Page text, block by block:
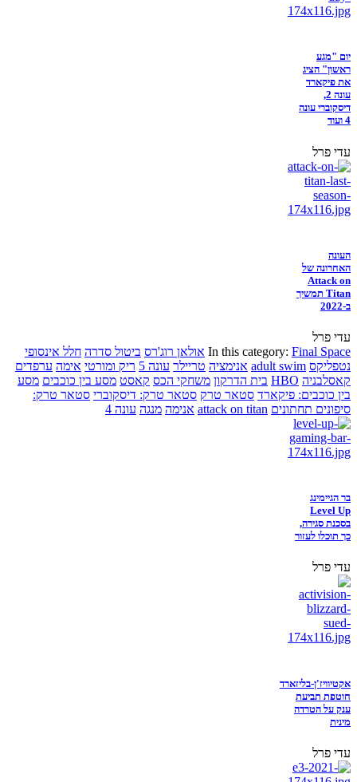
יום "מגע
ראשון" הציג
את פיקארד
עונה 2,
דיסקוברי עונה
4 ועוד
עדי פרל
העונה
האחרונה של
Attack on
Titan תמשיך
ב-2022
עדי פרל
In this category: Final Space אולאן רוג'רס ביטול סדרה חלל אינסופי
נטפליקס adult swim אנימציה טריילר עונה 5 ריק ומורטי אימה ערפדים
קאסלבניה HBO בית הדרקון משחקי הכס קאסט מסע בין כוכבים מסע
בין כוכבים: פיקארד סטאר טרק סטאר טרק: דיסקוברי סטאר טרק:
סיפונים תחתונים attack on titan אנימה מנגה עונה 4
בר הגיימינג
Level Up
בסכנת סגירה,
כך תוכלו לעזור
עדי פרל
אקטיוויז'ן-בליזארד
חוטפת תביעת
ענק על הטרדה
מינית
עדי פרל